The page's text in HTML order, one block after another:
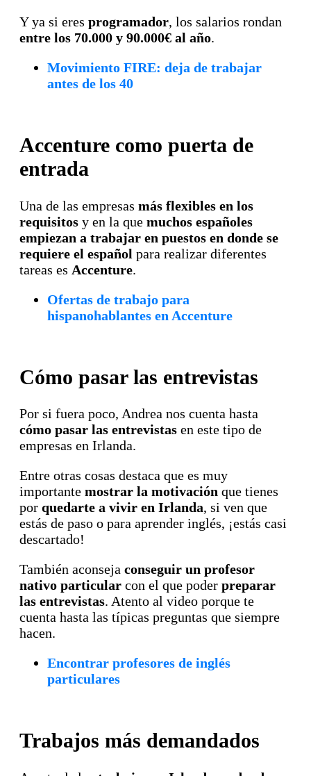
Y ya si eres programador, los salarios rondan
entre los 70.000 y 90.000€ al año.
Movimiento FIRE: deja de trabajar
antes de los 40
Accenture como puerta de
entrada
Una de las empresas más flexibles en los
requisitos y en la que muchos españoles
empiezan a trabajar en puestos en donde se
requiere el español para realizar diferentes
tareas es Accenture.
Ofertas de trabajo para
hispanohablantes en Accenture
Cómo pasar las entrevistas
Por si fuera poco, Andrea nos cuenta hasta
cómo pasar las entrevistas en este tipo de
empresas en Irlanda.
Entre otras cosas destaca que es muy
importante mostrar la motivación que tienes
por quedarte a vivir en Irlanda, si ven que
estás de paso o para aprender inglés, ¡estás casi
descartado!
También aconseja conseguir un profesor
nativo particular con el que poder preparar
las entrevistas. Atento al video porque te
cuenta hasta las típicas preguntas que siempre
hacen.
Encontrar profesores de inglés
particulares
Trabajos más demandados